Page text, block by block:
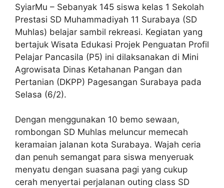
SyiarMu – Sebanyak 145 siswa kelas 1 Sekolah
Prestasi SD Muhammadiyah 11 Surabaya (SD
Muhlas) belajar sambil rekreasi. Kegiatan yang
bertajuk Wisata Edukasi Projek Penguatan Profil
Pelajar Pancasila (P5) ini dilaksanakan di Mini
Agrowisata Dinas Ketahanan Pangan dan
Pertanian (DKPP) Pagesangan Surabaya pada
Selasa (6/2).
Dengan menggunakan 10 bemo sewaan,
rombongan SD Muhlas meluncur memecah
keramaian jalanan kota Surabaya. Wajah ceria
dan penuh semangat para siswa menyeruak
menyatu dengan suasana pagi yang cukup
cerah menyertai perjalanan outing class SD